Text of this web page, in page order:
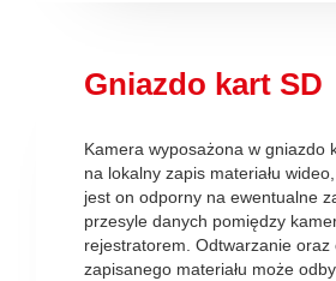
Gniazdo kart SD
Kamera wyposażona w gniazdo
na lokalny zapis materiału
jest on odporny na ewentualne
przesyle danych pomiędzy
rejestratorem. Odtwarzanie oraz
zapisanego materiału może